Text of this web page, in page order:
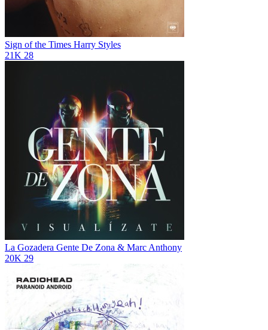
Sign of the Times Harry Styles
21K 28
La Gozadera Gente De Zona & Marc Anthony
20K 29